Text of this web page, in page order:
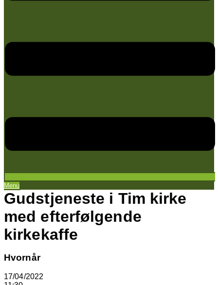
Menu
Gudstjeneste i Tim kirke
med efterfølgende
kirkekaffe
Hvornår
17/04/2022